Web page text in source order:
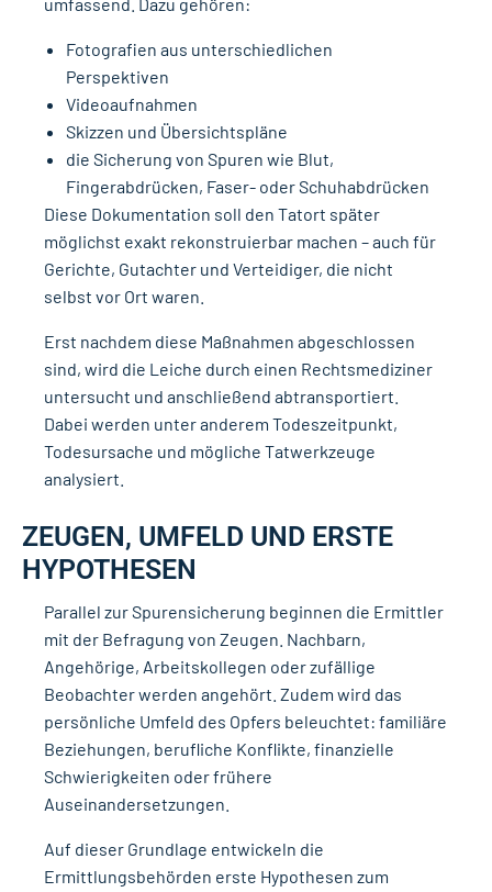
Fotografien aus unterschiedlichen
Perspektiven
Videoaufnahmen
Skizzen und Übersichtspläne
die Sicherung von Spuren wie Blut,
Fingerabdrücken, Faser- oder Schuhabdrücken
Diese Dokumentation soll den Tatort später
möglichst exakt rekonstruierbar machen – auch für
Gerichte, Gutachter und Verteidiger, die nicht
selbst vor Ort waren.
Erst nachdem diese Maßnahmen abgeschlossen
sind, wird die Leiche durch einen Rechtsmediziner
untersucht und anschließend abtransportiert.
Dabei werden unter anderem Todeszeitpunkt,
Todesursache und mögliche Tatwerkzeuge
analysiert.
ZEUGEN, UMFELD UND ERSTE
HYPOTHESEN
Parallel zur Spurensicherung beginnen die Ermittler
mit der Befragung von Zeugen. Nachbarn,
Angehörige, Arbeitskollegen oder zufällige
Beobachter werden angehört. Zudem wird das
persönliche Umfeld des Opfers beleuchtet: familiäre
Beziehungen, berufliche Konflikte, finanzielle
Schwierigkeiten oder frühere
Auseinandersetzungen.
Auf dieser Grundlage entwickeln die
Ermittlungsbehörden erste Hypothesen zum